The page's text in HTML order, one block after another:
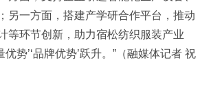
另一方面，搭建产学研合作平台，推动
等环节创新，助力宿松纺织服装产业
优势’‘品牌优势’跃升。”（融媒体记者 祝